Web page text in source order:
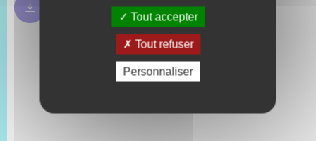
Règles bulletin de vote 250.09 Ko
Tout accepter
Tout refuser
Personnaliser